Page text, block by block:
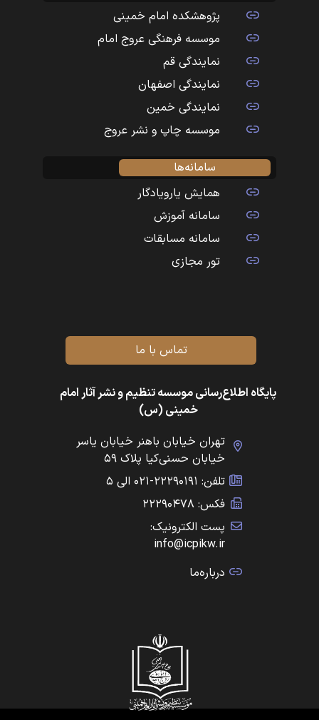
پژوهشکده امام خمینی
موسسه فرهنگی عروج امام
نمایندگی قم
نمایندگی اصفهان
نمایندگی خمین
موسسه چاپ و نشر عروج
سامانه‌ها
همایش یارویادگار
سامانه آموزش
سامانه مسابقات
تور مجازی
تماس با ما
پایگاه اطلاع‌رسانی موسسه تنظیم و نشر آثار امام
خمینی (س)
تهران خیابان باهنر خیابان یاسر
خیابان حسنی‌کیا پلاک ۵۹
تلفن: ۲۲۲۹۰۱۹۱-۰۲۱ الی ۵
فکس: ۲۲۲۹۰۴۷۸
پست الکترونیک:
info@icpikw.ir
درباره‌ما